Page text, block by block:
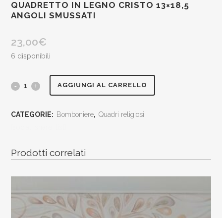
QUADRETTO IN LEGNO CRISTO 13×18,5
ANGOLI SMUSSATI
23,00€
6 disponibili
Quadretto
13x18,5
angoli
smussati
quantity
AGGIUNGI AL CARRELLO
CATEGORIE: Bomboniere, Quadri religiosi
Prodotti correlati